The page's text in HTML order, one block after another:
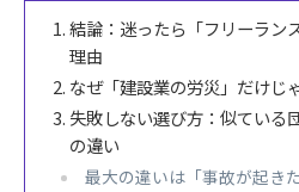
結論：迷ったら「フリーラン
理由
なぜ「建設業の労災」だけじ
失敗しない選び方：似ている
の違い
最大の違いは「事故が起き